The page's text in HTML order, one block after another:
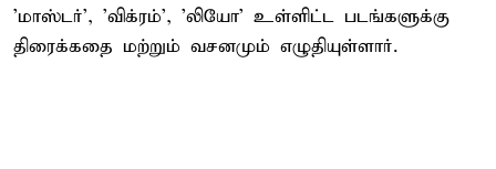
'மாஸ்டர்', 'விக்ரம்', 'லியோ' உள்ளிட்ட படங்களுக்கு
திரைக்கதை மற்றும் வசனமும் எழுதியுள்ளார்.